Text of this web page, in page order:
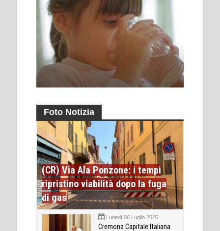
Foto Notizia
(CR) Via Ala Ponzone: i tempi
ripristino viabilità dopo la fuga
di gas
Lunedì 06 Luglio 2026
Cremona Capitale Italiana